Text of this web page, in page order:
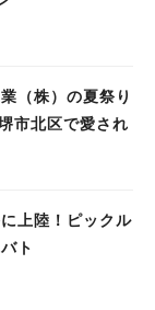
（株）の夏祭り
市北区で愛され
上陸！ピックル
ト